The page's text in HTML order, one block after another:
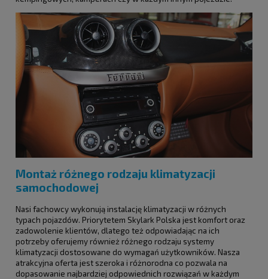
Montaż różnego rodzaju klimatyzacji
samochodowej
Nasi fachowcy wykonują instalację klimatyzacji w różnych
typach pojazdów. Priorytetem Skylark Polska jest komfort oraz
zadowolenie klientów, dlatego też odpowiadając na ich
potrzeby oferujemy również różnego rodzaju systemy
klimatyzacji dostosowane do wymagań użytkowników. Nasza
atrakcyjna oferta jest szeroka i różnorodna co pozwala na
dopasowanie najbardziej odpowiednich rozwiązań w każdym